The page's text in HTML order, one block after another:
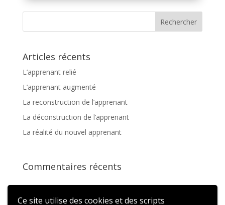
Ce site utilise des cookies et des scripts
Articles récents
L’apprenant relié
L’apprenant augmenté
La reconstruction de l’apprenant
La déconstruction de l’apprenant
La réalité du nouvel apprenant
Commentaires récents